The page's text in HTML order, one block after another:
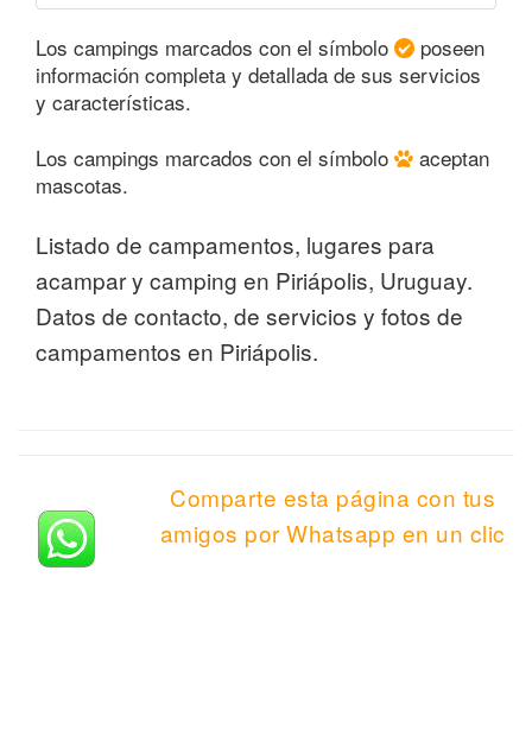
Los campings marcados con el símbolo
poseen
información completa y detallada de sus servicios
y características.
Los campings marcados con el símbolo
aceptan
mascotas.
Listado de campamentos, lugares para
acampar y camping en Piriápolis, Uruguay.
Datos de contacto, de servicios y fotos de
campamentos en Piriápolis.
Comparte esta página con tus
amigos por Whatsapp en un clic